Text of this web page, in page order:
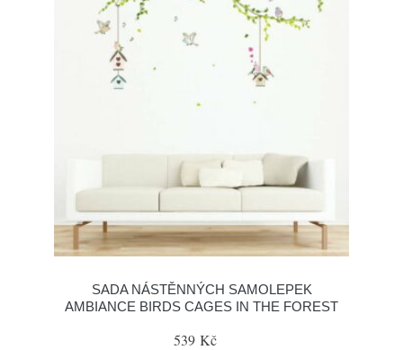
SADA NÁSTĚNNÝCH SAMOLEPEK
AMBIANCE BIRDS CAGES IN THE FOREST
539 Kč